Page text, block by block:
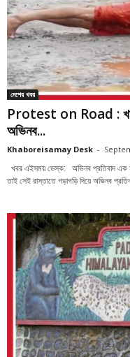
দেশের খবর
Protest on Road :
অভিনব...
Khaboreisamay Desk -
খবর এইসময় ডেস্ক: অভিনব প্রতিবাদ এক
তাই সেই রাস্তাতে গড়াগড়ি দিয়ে অভিনব